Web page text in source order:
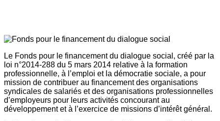
Le Fonds pour le financement du dialogue social, créé par la
loi n°2014-288 du 5 mars 2014 relative à la formation
professionnelle, à l’emploi et la démocratie sociale, a pour
mission de contribuer au financement des organisations
syndicales de salariés et des organisations professionnelles
d’employeurs pour leurs activités concourant au
développement et à l’exercice de missions d’intérêt général.